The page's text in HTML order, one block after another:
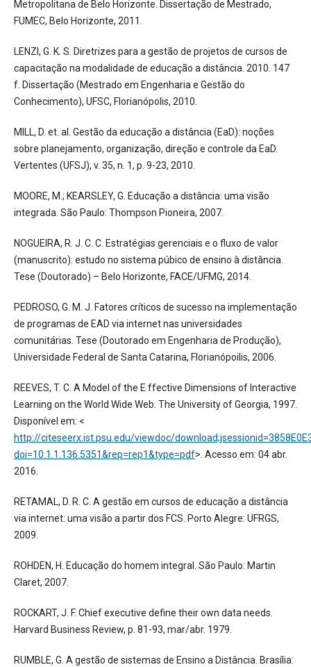
Metropolitana de Belo Horizonte. Dissertação de Mestrado,
FUMEC, Belo Horizonte, 2011.
LENZI, G. K. S. Diretrizes para a gestão de projetos de cursos de
capacitação na modalidade de educação a distância. 2010. 147
f. Dissertação (Mestrado em Engenharia e Gestão do
Conhecimento), UFSC, Florianópolis, 2010.
MILL, D. et. al. Gestão da educação a distância (EaD): noções
sobre planejamento, organização, direção e controle da EaD.
Vertentes (UFSJ), v. 35, n. 1, p. 9-23, 2010.
MOORE, M.; KEARSLEY, G. Educação a distância: uma visão
integrada. São Paulo: Thompson Pioneira, 2007.
NOGUEIRA, R. J. C. C. Estratégias gerenciais e o fluxo de valor
(manuscrito): estudo no sistema púbico de ensino à distância.
Tese (Doutorado) – Belo Horizonte, FACE/UFMG, 2014.
PEDROSO, G. M. J. Fatores críticos de sucesso na implementação
de programas de EAD via internet nas universidades
comunitárias. Tese (Doutorado em Engenharia de Produção),
Universidade Federal de Santa Catarina, Florianópoilis, 2006.
REEVES, T. C. A Model of the E ffective Dimensions of Interactive
Learning on the World Wide Web. The University of Georgia, 1997.
Disponível em: <
http://citeseerx.ist.psu.edu/viewdoc/
doi=10.1.1.136.5351&rep=rep1&type=pdf>. Acesso em: 04 abr.
2016.
RETAMAL, D. R. C. A gestão em cursos de educação a distância
via internet: uma visão a partir dos FCS. Porto Alegre: UFRGS,
2009.
ROHDEN, H. Educação do homem integral. São Paulo: Martin
Claret, 2007.
ROCKART, J. F. Chief executive define their own data needs.
Harvard Business Review, p. 81-93, mar/abr. 1979.
RUMBLE, G. A gestão de sistemas de Ensino a Distância. Brasília: